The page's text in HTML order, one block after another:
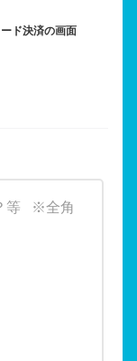
ド決済の画面